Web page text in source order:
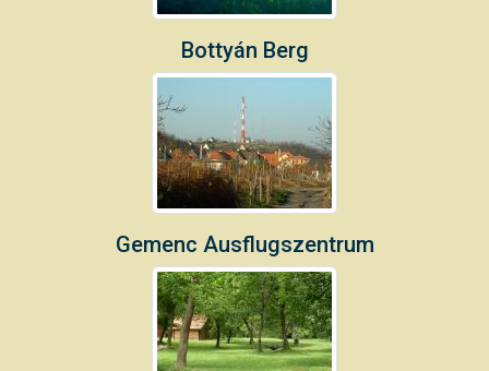
Bottyán Berg
Gemenc Ausflugszentrum